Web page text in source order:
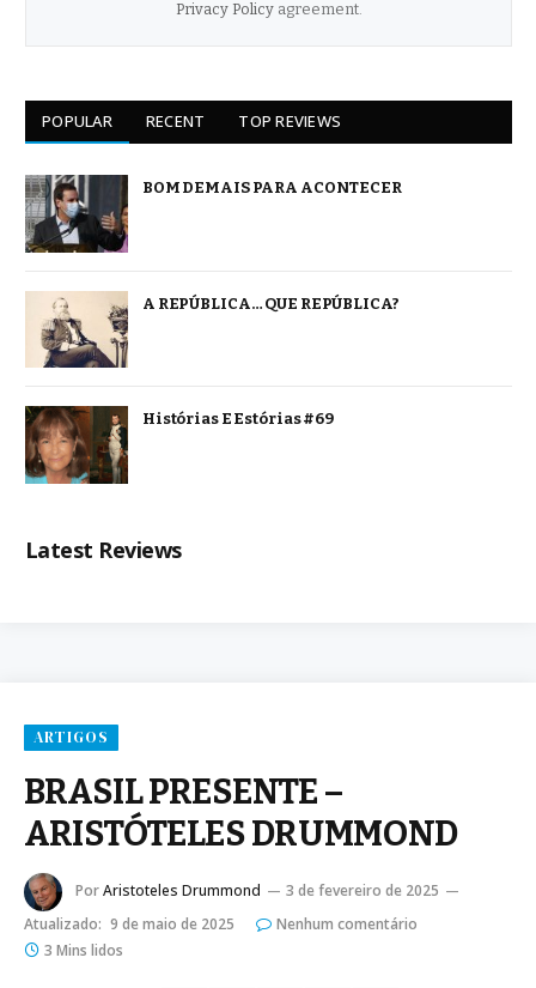
Privacy Policyagreement.
POPULAR RECENT TOP REVIEWS
BOM DEMAIS PARA ACONTECER
A REPÚBLICA… QUE REPÚBLICA?
Histórias E Estórias #69
Latest Reviews
ARTIGOS
BRASIL PRESENTE –
ARISTÓTELES DRUMMOND
PorAristoteles Drummond
3 de fevereiro de 2025
Atualizado: 9 de maio de 2025
Nenhum comentário
3 Mins lidos